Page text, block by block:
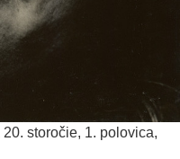
20. storočie, 1. polovica,